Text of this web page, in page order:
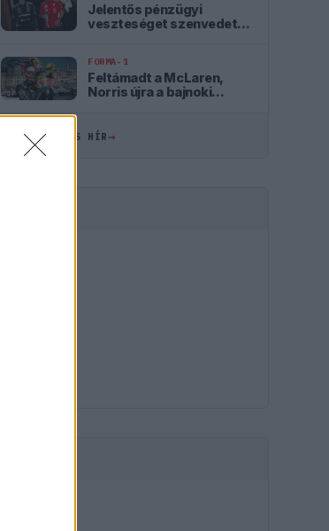
Jelentős pénzügyi
veszteséget szenvedett
FORMA-1
Feltámadt a McLaren,
Norris újra a bajnoki
ÖSSZES FRISS HÍR→